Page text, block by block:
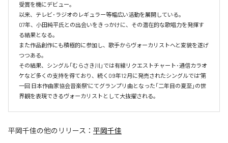
受賞を機にデビュー。
以来、テレビ･ラジオのレギュラー等幅広い活動を展開している。
07年、小田純平氏との出会いをきっかけに、その潜在的な歌唱力を発揮す
る結果となる。
また作品創作にも積極的に参加し、歌手からヴォーカリストへと変貌を遂げ
つつある。
その結果、シングル「むらさき川」では有線リクエストチャート･通信カラオ
ケなど多くの支持を得ており、続く09年12月に発売されたシングルでは"第
一回 日本作曲家協会音楽祭"にてグランプリ曲となった「二年目の夏至」の世
界観を表現できるヴォーカリストとして大抜擢される。
平岡千佳の他のリリース： 平岡千佳